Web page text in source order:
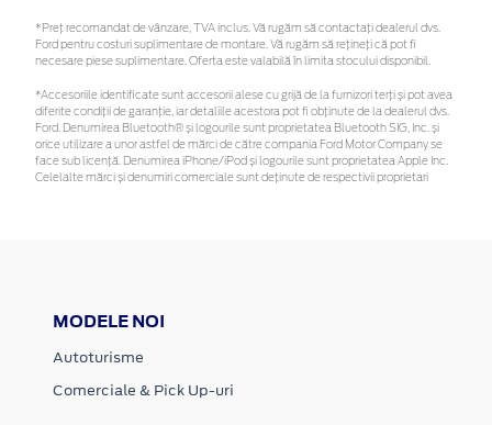
*Preţ recomandat de vânzare, TVA inclus. Vă rugăm să contactaţi dealerul dvs.
Ford pentru costuri suplimentare de montare. Vă rugăm să rețineți că pot fi
necesare piese suplimentare. Oferta este valabilă în limita stocului disponibil.
*Accesoriile identificate sunt accesorii alese cu grijă de la furnizori terți și pot avea
diferite condiții de garanție, iar detaliile acestora pot fi obținute de la dealerul dvs.
Ford. Denumirea Bluetooth® și logourile sunt proprietatea Bluetooth SIG, Inc. și
orice utilizare a unor astfel de mărci de către compania Ford Motor Company se
face sub licență. Denumirea iPhone/iPod și logourile sunt proprietatea Apple Inc.
Celelalte mărci și denumiri comerciale sunt deținute de respectivii proprietari
MODELE NOI
Autoturisme
Comerciale & Pick Up-uri